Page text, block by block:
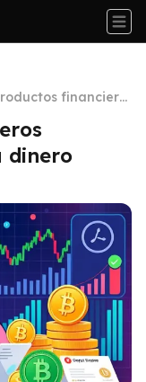
financiero
ahorra
dinero